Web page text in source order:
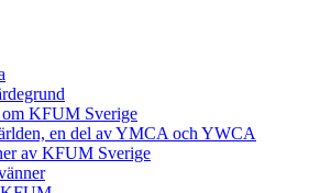
KFUM Sverige
en del av YMCA och YWCA
av KFUM Sverige